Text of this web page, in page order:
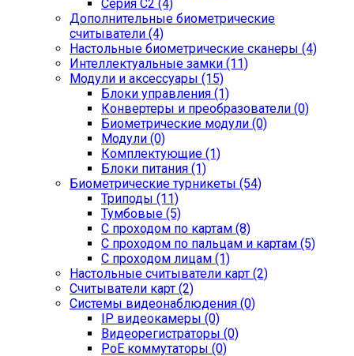
Серия С2 (4)
Дополнительные биометрические
считыватели (4)
Настольные биометрические сканеры (4)
Интеллектуальные замки (11)
Модули и аксессуары (15)
Блоки управления (1)
Конвертеры и преобразователи (0)
Биометрические модули (0)
Модули (0)
Комплектующие (1)
Блоки питания (1)
Биометрические турникеты (54)
Триподы (11)
Тумбовые (5)
С проходом по картам (8)
С проходом по пальцам и картам (5)
С проходом лицам (1)
Настольные считыватели карт (2)
Считыватели карт (2)
Системы видеонаблюдения (0)
IP видеокамеры (0)
Видеорегистраторы (0)
PoE коммутаторы (0)